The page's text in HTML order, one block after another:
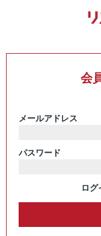
会
メールアドレス
パスワード
ログ